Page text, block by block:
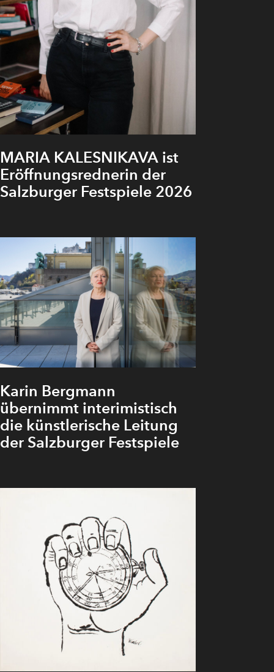
MARIA KALESNIKAVA ist
Eröffnungsrednerin der
Salzburger Festspiele 2026
Karin Bergmann
übernimmt interimistisch
die künstlerische Leitung
der Salzburger Festspiele